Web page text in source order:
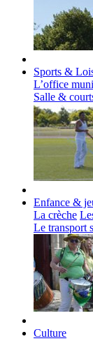
Sports &
L’office
Salle &
Enfance &
La crèche
Le transport
Culture